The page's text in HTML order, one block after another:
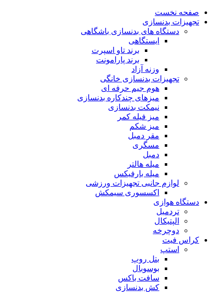
صفحه نخست
تجهیزات بدنسازی
دستگاه های بدنسازی باشگاهی
ایستگاهی
برند تاو اسپرت
برند پارامونت
وزنه آزاد
تجهیزات بدنسازی خانگی
هوم جیم حرفه ای
میزهای چندکاره بدنسازی
نیمکت بدنسازی
میز فیله کمر
میز شکم
مقر دمبل
مسگری
دمبل
میله هالتر
میله بارفیکس
لوازم جانبی تجهیزات ورزشی
اکسسوری سیمکش
دستگاه هوازی
تردمیل
الپتیکال
دوچرخه
کراس فیت
استپ
بتل روپ
بوسوبال
سافت باکس
کش بدنسازی